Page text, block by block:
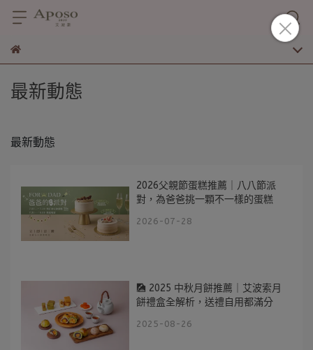
最新動態
最新動態
2026父親節蛋糕推薦｜八八節派
對，為爸爸挑一顆不一樣的蛋糕
2026-07-28
🎑 2025 中秋月餅推薦｜艾波索月
餅禮盒全解析，送禮自用都滿分
2025-08-26